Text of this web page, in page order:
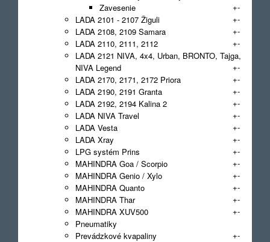
Zavesenie
+-
LADA 2101 - 2107 Žiguli
+-
LADA 2108, 2109 Samara
+-
LADA 2110, 2111, 2112
+-
LADA 2121 NIVA, 4x4, Urban, BRONTO, Tajga,
NIVA Legend
+-
LADA 2170, 2171, 2172 Priora
+-
LADA 2190, 2191 Granta
+-
LADA 2192, 2194 Kalina 2
+-
LADA NIVA Travel
+-
LADA Vesta
+-
LADA Xray
+-
LPG systém Prins
+-
MAHINDRA Goa / Scorpio
+-
MAHINDRA Genio / Xylo
+-
MAHINDRA Quanto
+-
MAHINDRA Thar
+-
MAHINDRA XUV500
+-
Pneumatiky
Prevádzkové kvapaliny
+-